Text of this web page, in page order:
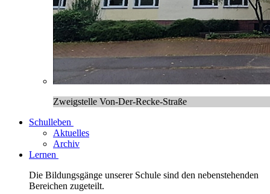
Zweigstelle Von-Der-Recke-Straße
Schulleben
Aktuelles
Archiv
Lernen
Die Bildungsgänge unserer Schule sind den nebenstehenden
Bereichen zugeteilt.